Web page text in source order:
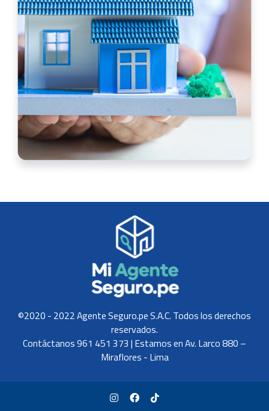
©2020 - 2022 Agente Seguro.pe S.A.C. Todos los derechos
reservados.
Contáctanos 961 451 373 | Estamos en Av. Larco 880 –
Miraflores - Lima